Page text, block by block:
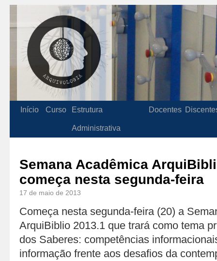
Início Curso Estrutura
Administrativa
Docentes
Semana Acadêmica
começa nesta segunda-feira
17 de maio de 2013
Começa nesta segunda-feira (20) a
ArquiBiblio 2013.1 que trará como tema
dos Saberes: competências
informação frente aos desafios da